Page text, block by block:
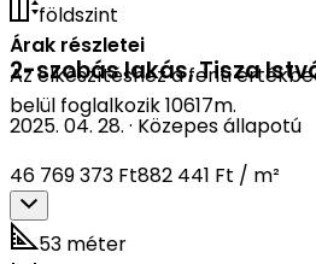
földszint
Árak részletei
Az elkészítéshez a fenti
belül foglalkozik 10617m.
2-szobás lakás,Tisza
2025. 04. 28. · Közepes állapotú
46 769 373 Ft882 441 Ft / m²
53 méter